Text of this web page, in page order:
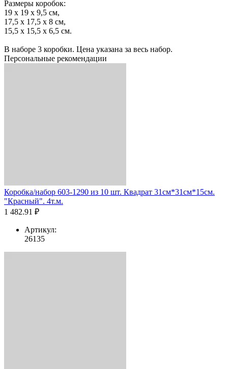
Размеры коробок:
19 x 19 x 9,5 см,
17,5 x 17,5 x 8 см,
15,5 x 15,5 x 6,5 см.
В наборе 3 коробки. Цена указана за весь набор.
Персональные рекомендации
Коробка/набор 603-1290 из 10 шт. Квадрат 31см*31см*15см.
"Красный". 4т.м.
1 482.91 ₽
Артикул:
26135